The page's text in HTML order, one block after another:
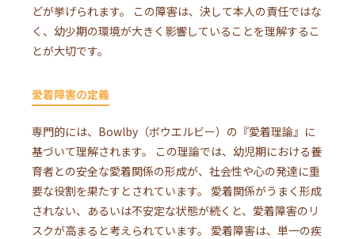
どが挙げられます。 この障害は、決して本人の責任ではな
く、幼少期の環境が大きく影響していることを理解するこ
とが大切です。
愛着障害の定義
専門的には、Bowlby（ボウエルビー）の『愛着理論』に
基づいて理解されます。 この理論では、幼児期における養
育者との安全な愛着関係の形成が、社会性や心の発達に重
要な役割を果たすとされています。 愛着関係がうまく形成
されない、あるいは不安定な状態が続くと、愛着障害のリ
スクが高まると考えられています。 愛着障害は、単一の疾